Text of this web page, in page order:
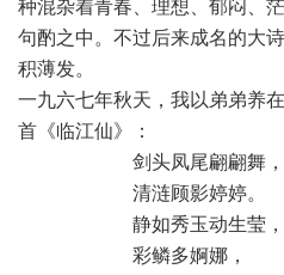
种混杂着青春、理想、郁闷、
句酌之中。不过后来成名的大
积薄发。
一九六七年秋天，我以弟弟
首《临江仙》：
 剑头凤尾翩翩舞，
 清涟顾影婷婷。
 静如秀玉动生莹，
 彩鳞多婀娜，